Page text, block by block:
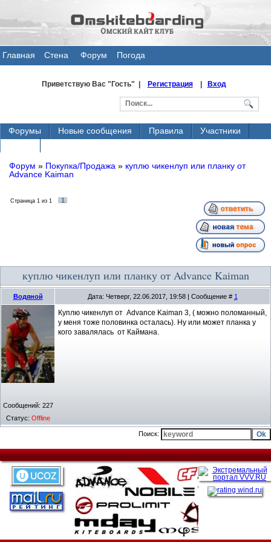
Главная
Стена
Форум Погода
Приветствую Вас"Гость" | Регистрация| Вход
Форумы Новые сообщения Правила
Участники
Форум » Покупка/Продажа » куплю чикенлуп или планку от
Advance Kaiman
Страница 1 из 1 1
куплю чикенлуп или планку от Advance Kaiman
Водяной Дата: Четверг, 22.06.2017, 19:58 | Сообщение # 1
Сообщений: 227
Статус: Offline
Куплю чикенлуп от Advance Kaiman 3, ( можно поломанный,
у меня тоже половинка осталась). Ну или может планка у
кого завалялась от Каймана.
Поиск: